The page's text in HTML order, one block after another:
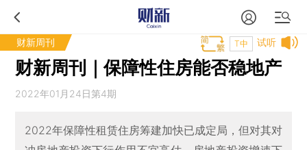
财新周刊 试听
T中
财新周刊｜保障性住房能否稳地产
2022年01月24日第4期
2022年保障性租赁住房筹建加快已成定局，但对其对